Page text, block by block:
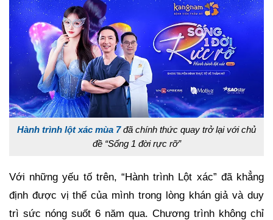
Hành trình lột xác mùa 7đã chính thức quay trở lại với chủ
đề “Sống 1 đời rực rỡ”
Với những yếu tố trên, “Hành trình Lột xác” đã khẳng
định được vị thế của mình trong lòng khán giả và duy
trì sức nóng suốt 6 năm qua. Chương trình không chỉ